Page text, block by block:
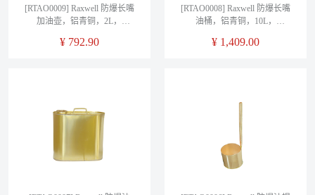
[RTAO0009] Raxwell 防爆长嘴
加油壶，铝青铜，2L，
¥ 792.90
[RTAO0008] Raxwell 防爆长嘴
油桶，铝青铜，10L，
¥ 1,409.00